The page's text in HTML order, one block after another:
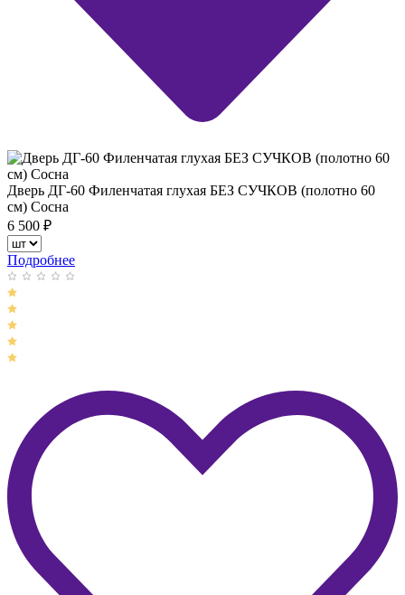
Дверь ДГ-60 Филенчатая глухая БЕЗ СУЧКОВ (полотно 60
см) Сосна
6 500 ₽
Подробнее